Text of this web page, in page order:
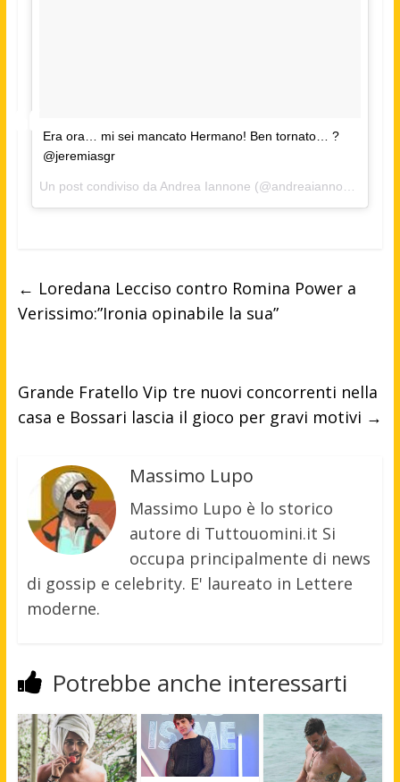
Era ora… mi sei mancato Hermano! Ben tornato… ?
@jeremiasgr
Un post condiviso da Andrea Iannone (@andreaiannone) in data:
← Loredana Lecciso contro Romina Power a
Verissimo:”Ironia opinabile la sua”
Grande Fratello Vip tre nuovi concorrenti nella
casa e Bossari lascia il gioco per gravi motivi →
Massimo Lupo
Massimo Lupo è lo storico
autore di Tuttouomini.it Si
occupa principalmente di news
di gossip e celebrity. E' laureato in Lettere
moderne.
Potrebbe anche interessarti